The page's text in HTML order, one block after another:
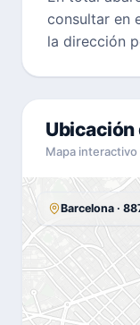
consultar en
la dirección
Ubicación
Mapa interactivo
Barcelona ·